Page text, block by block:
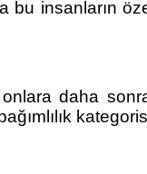
bu insanların
daha